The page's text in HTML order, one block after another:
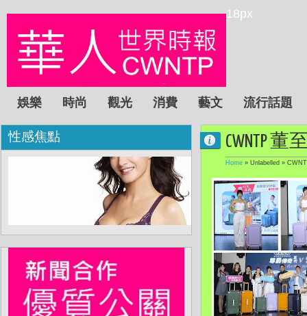
18px
娛樂 時尚 觀光 消費 藝文 流行話題
CWNTP
Home » Unlabelled »
性感焦點